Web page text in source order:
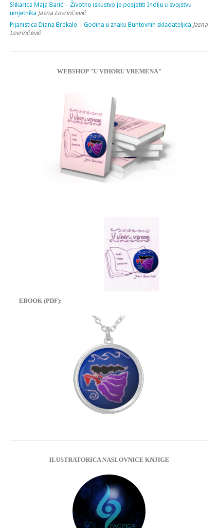
Slikarica Maja Barić – Životno iskustvo je posjetiti Indiju u svojstvu
umjetnika Jasna Lovrinčević
Pijanistica Diana Brekalo – Godina u znaku Buntovnih skladateljica Jasna
Lovrinčević
WEBSHOP "U VIHORU VREMENA"
EBOOK (PDF):
ILUSTRATORICA NASLOVNICE KNJIGE